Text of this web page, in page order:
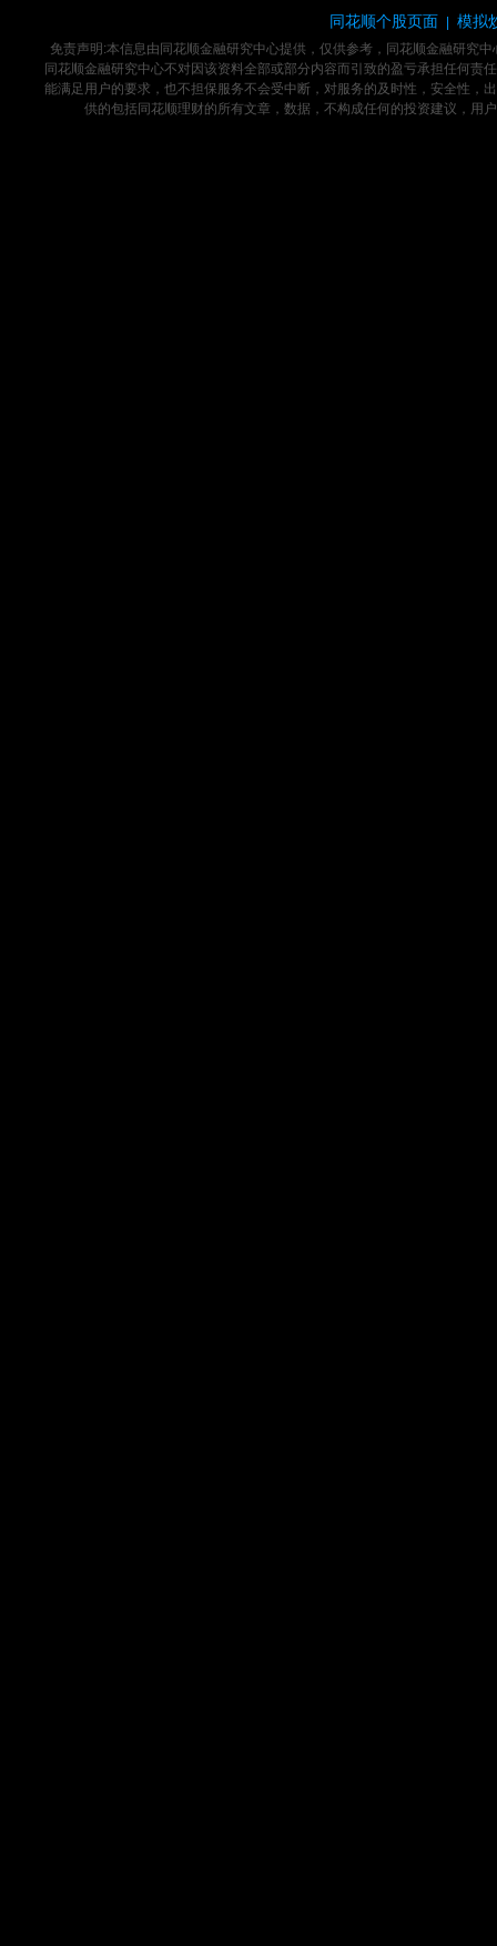
同花顺个股页面 模拟
免责声明:本信息由同花顺金融研究中心提供，仅供参考，同花顺金融研究
同花顺金融研究中心不对因该资料全部或部分内容而引致的盈亏承担任何
能满足用户的要求，也不担保服务不会受中断，对服务的及时性，安全性，
供的包括同花顺理财的所有文章，数据，不构成任何的投资建议，用